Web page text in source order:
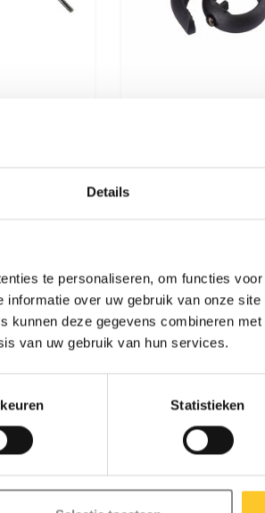
Details
te personaliseren, om functies
over uw gebruik van onze
kunnen deze gegevens combineren
van uw gebruik van hun services.
Statistieken
(1586)